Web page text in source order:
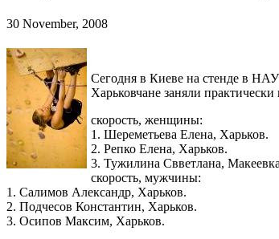
30 November, 2008
Сегодня в Киеве на стенде в
Харьковчане заняли практически
скорость, женщины:
1. Шереметьева Елена, Харьков.
2. Репко Елена, Харьков.
3. Тужилина Свветлана,
скорость, мужчины:
1. Салимов Александр, Харьков.
2. Подчесов Константин, Харьков.
3. Осипов Максим, Харьков.